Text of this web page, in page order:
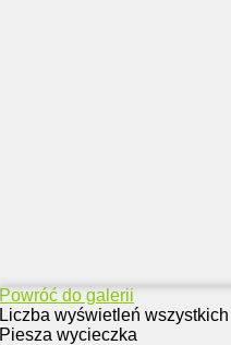
Powróć do galerii
Liczba wyświetleń
Piesza wycieczka